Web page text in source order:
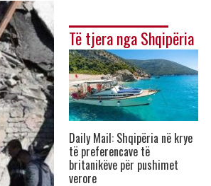
Të tjera nga Shqipëria
Daily Mail: Shqipëria në krye
të preferencave të
britanikëve për pushimet
verore